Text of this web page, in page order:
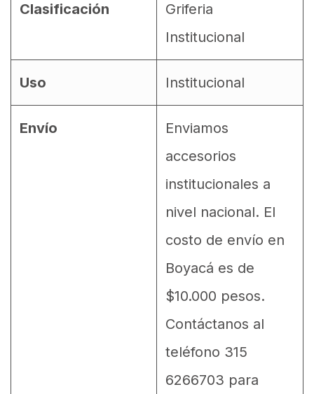
Clasificación
Griferia
Institucional
Uso Institucional
Envío
Enviamos
accesorios
institucionales a
nivel nacional. El
costo de envío en
Boyacá es de
$10.000 pesos.
Contáctanos al
teléfono 315
6266703 para